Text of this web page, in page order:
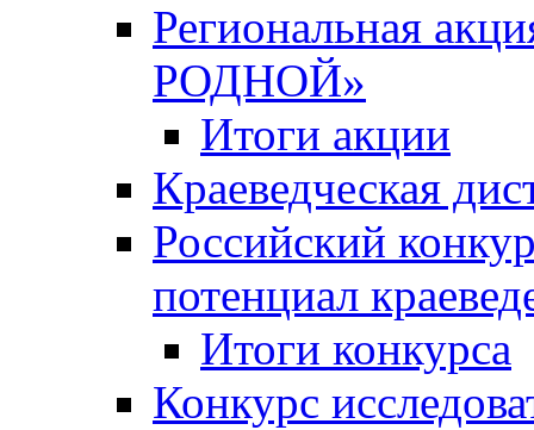
Региональная
РОДНОЙ»
Итоги акции
Краеведческая
Российский
потенциал
Итоги конкурса
Конкурс